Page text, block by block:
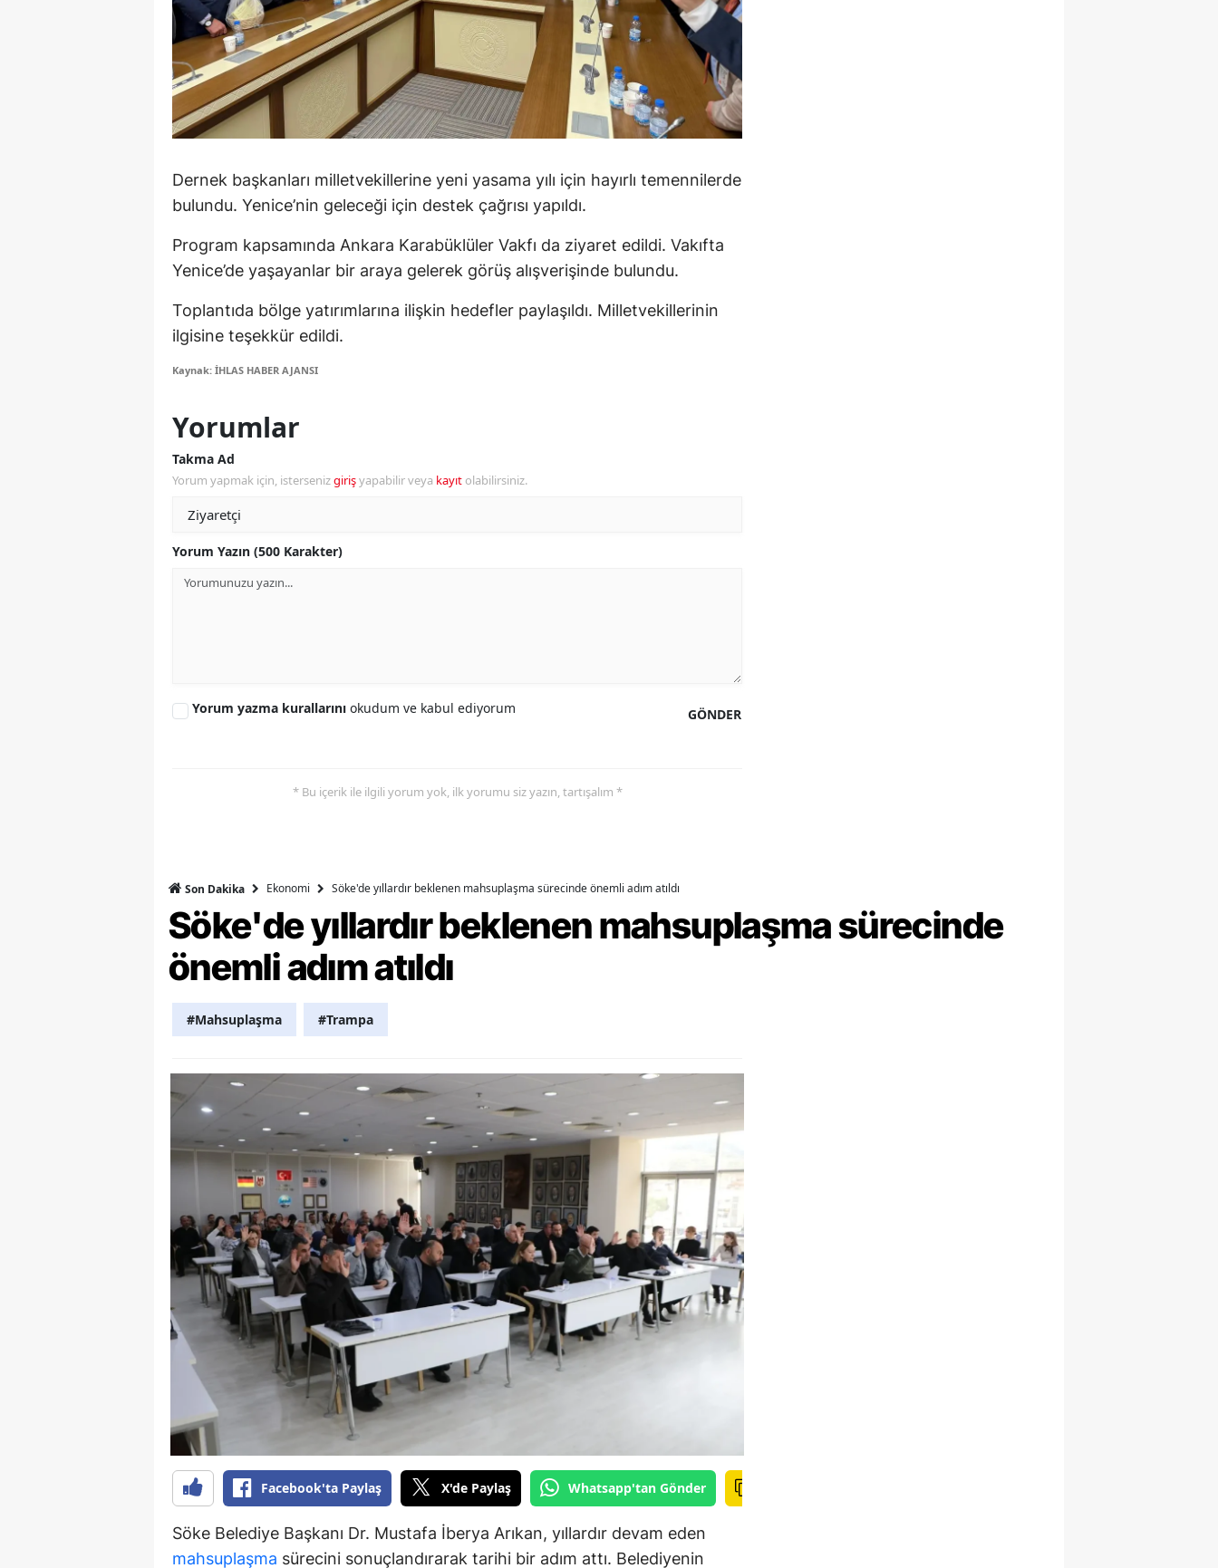
Manisa
Kahramanmaraş
Mardin
Muğla
Nevşehir
Ordu
Rize
Sivas
Uşak
Yozgat
Karaman
Kırıkkale
Bartın
Ardahan
Iğdır
Yalova
Karabük
Kilis
Osmaniye
Dernek başkanları milletvekillerine yeni yasama yılı için hayırlı temennilerde
bulundu. Yenice’nin geleceği için destek çağrısı yapıldı.
Program kapsamında Ankara Karabüklüler Vakfı da ziyaret edildi. Vakıfta
Yenice’de yaşayanlar bir araya gelerek görüş alışverişinde bulundu.
Toplantıda bölge yatırımlarına ilişkin hedefler paylaşıldı. Milletvekillerinin
ilgisine teşekkür edildi.
Kaynak: İHLAS HABER AJANSI
Yorumlar
Takma Ad
Yorum yapmak için, istersenizgirişyapabilir veya kayıt olabilirsiniz.
Yorum Yazın (500 Karakter)
GÖNDER
Yorum yazma kurallarını okudum ve kabul ediyorum
* Bu içerik ile ilgili yorum yok, ilk yorumu siz yazın, tartışalım *
Son Dakika Ekonomi Söke'de yıllardır beklenen mahsuplaşma sürecinde önemli adım atıldı
Söke'de yıllardır beklenen mahsuplaşma sürecinde
önemli adım atıldı
#Mahsuplaşma #Trampa
Facebook'ta Paylaş X'de Paylaş Whatsapp'tan Gönder
Söke Belediye Başkanı Dr. Mustafa İberya Arıkan, yıllardır devam eden
mahsuplaşma sürecini sonuçlandırarak tarihi bir adım attı. Belediyenin